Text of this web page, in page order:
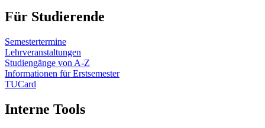
Für Studierende
Semestertermine
Lehrveranstaltungen
Studiengänge von A-Z
Informationen für Erstsemester
TUCard
Interne Tools